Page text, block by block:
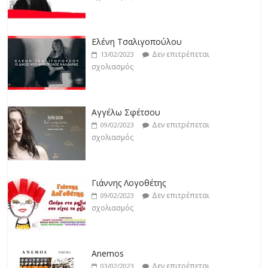
19/02/2023
Δεν επιτρέπεται
σχολιασμός
18/02/2023
Δεν επιτρέπεται
σχολιασμός
Ελένη Τσαλιγοπούλου
13/02/2023
Δεν επιτρέπεται
σχολιασμός
Αγγέλω Σφέτσου
09/02/2023
Δεν επιτρέπεται
σχολιασμός
Γιάννης Λογοθέτης
09/02/2023
Δεν επιτρέπεται
σχολιασμός
Anemos
03/02/2023